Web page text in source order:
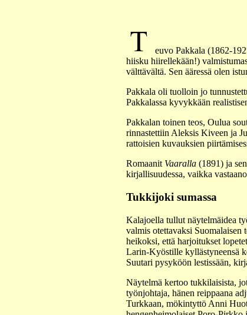
euvo Pakkala (1862-
hiisku hiirellekään!)
välttävältä. Sen ääressä olen
Pakkala oli tuolloin jo
Pakkalassa kyvykkään
Pakkalan toinen teos, Oulua
rinnastettiin Aleksis Kiveen ja
rattoisien kuvauksien
Romaanit Vaaralla(1891) ja
kirjallisuudessa, vaikka
Tukkijoki sumassa
Kalajoella tullut näytelmäidea
valmis otettavaksi
heikoksi, että harjoitukset
Larin-Kyöstille kyllästyneensä
Suutari pysyköön lestissään,
Näytelmä kertoo tukkilaisista,
työnjohtaja, hänen reippaana
Turkkaan, mökintyttö Anni